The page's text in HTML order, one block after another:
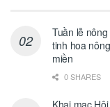
Tuần lễ
tinh hoa
miền
0 SHARES